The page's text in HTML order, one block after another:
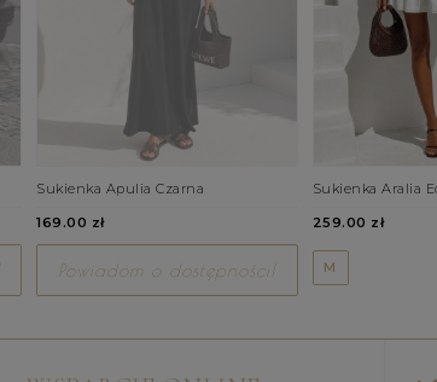
Sukienka Apulia Czarna
169.00 zł
Powiadom o dostępności!
Sukienka Aralia
259.00 zł
M